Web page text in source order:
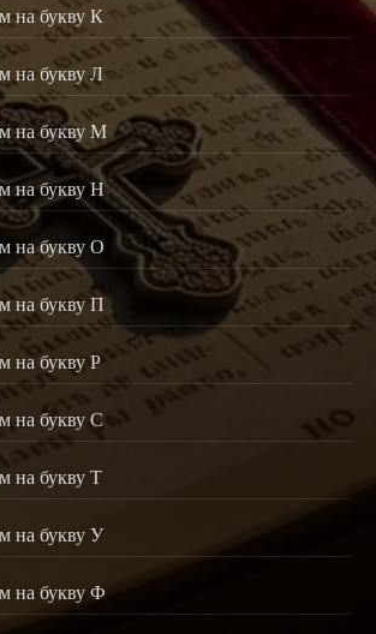
на букву К
на букву Л
на букву М
на букву Н
на букву О
на букву П
на букву Р
на букву С
на букву Т
на букву У
на букву Ф